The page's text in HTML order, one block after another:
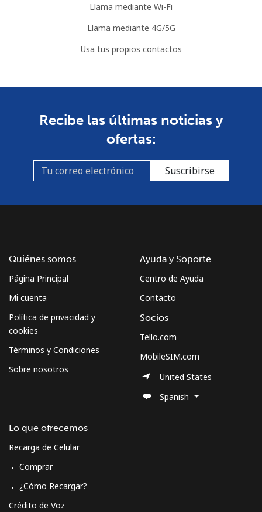
Llama mediante Wi-Fi
Llama mediante 4G/5G
Usa tus propios contactos
Recibe las últimas noticias y
ofertas:
Suscribirse
Quiénes somos
Página Principal
Mi cuenta
Política de privacidad y
cookies
Términos y Condiciones
Sobre nosotros
Lo que ofrecemos
Recarga de Celular
Comprar
¿Cómo Recargar?
Crédito de Voz
Ayuda y Soporte
Centro de Ayuda
Contacto
Socios
Tello.com
MobileSIM.com
United States
Spanish